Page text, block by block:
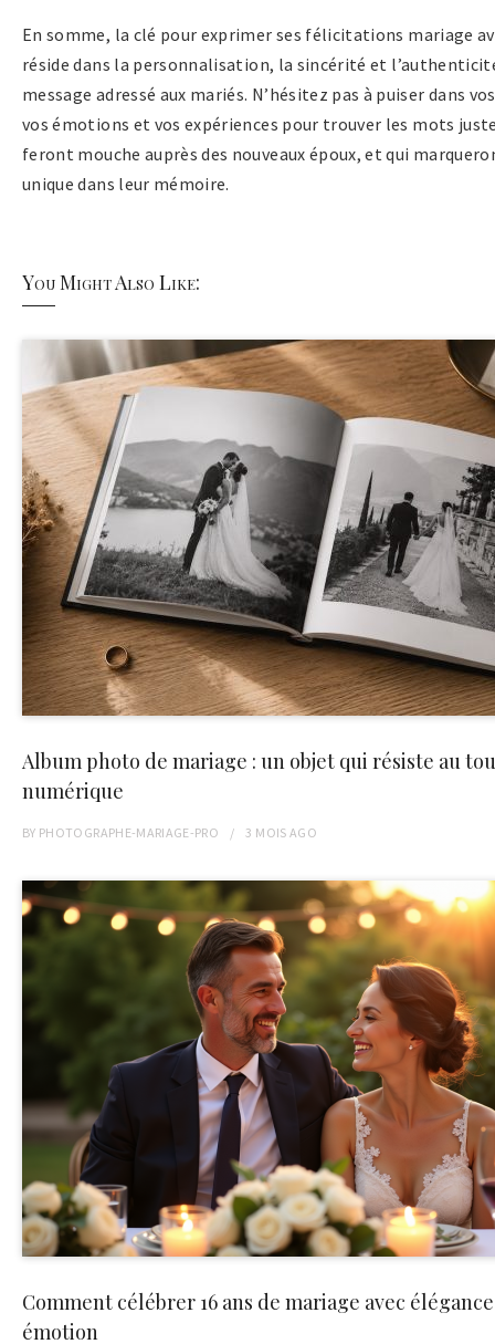
En somme, la clé pour exprimer ses félicitations mariage
réside dans la personnalisation, la sincérité et
message adressé aux mariés. N’hésitez pas à puiser dans
vos émotions et vos expériences pour trouver les mots
feront mouche auprès des nouveaux époux, et qui
unique dans leur mémoire.
You Might Also Like:
Album photo de mariage : un objet qui résiste au
numérique
BY PHOTOGRAPHE-MARIAGE-PRO 3 MOIS AGO
Comment célébrer 16 ans de mariage avec
émotion